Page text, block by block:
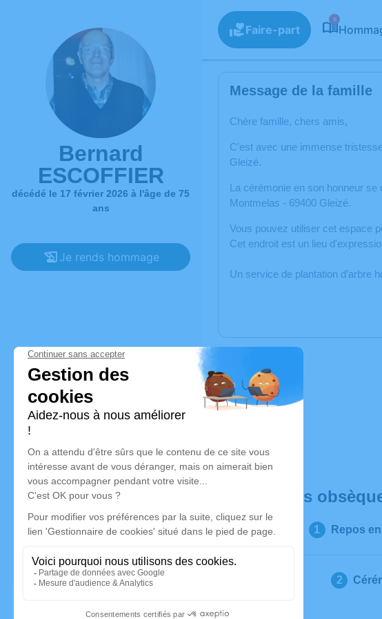
Bernard
ESCOFFIER
décédé le 17 février 2026 à l'âge de 75
ans
Je rends hommage
Faire-part
6
Message de la famille
Chère famille, chers amis,
C’est avec une immense
Gleizé.
La cérémonie en son honneur se
Montmelas - 69400 Gleizé.
Vous pouvez utiliser cet espace
Cet endroit est un lieu
Un service de plantation d’arbre
Déroulé des
Repos